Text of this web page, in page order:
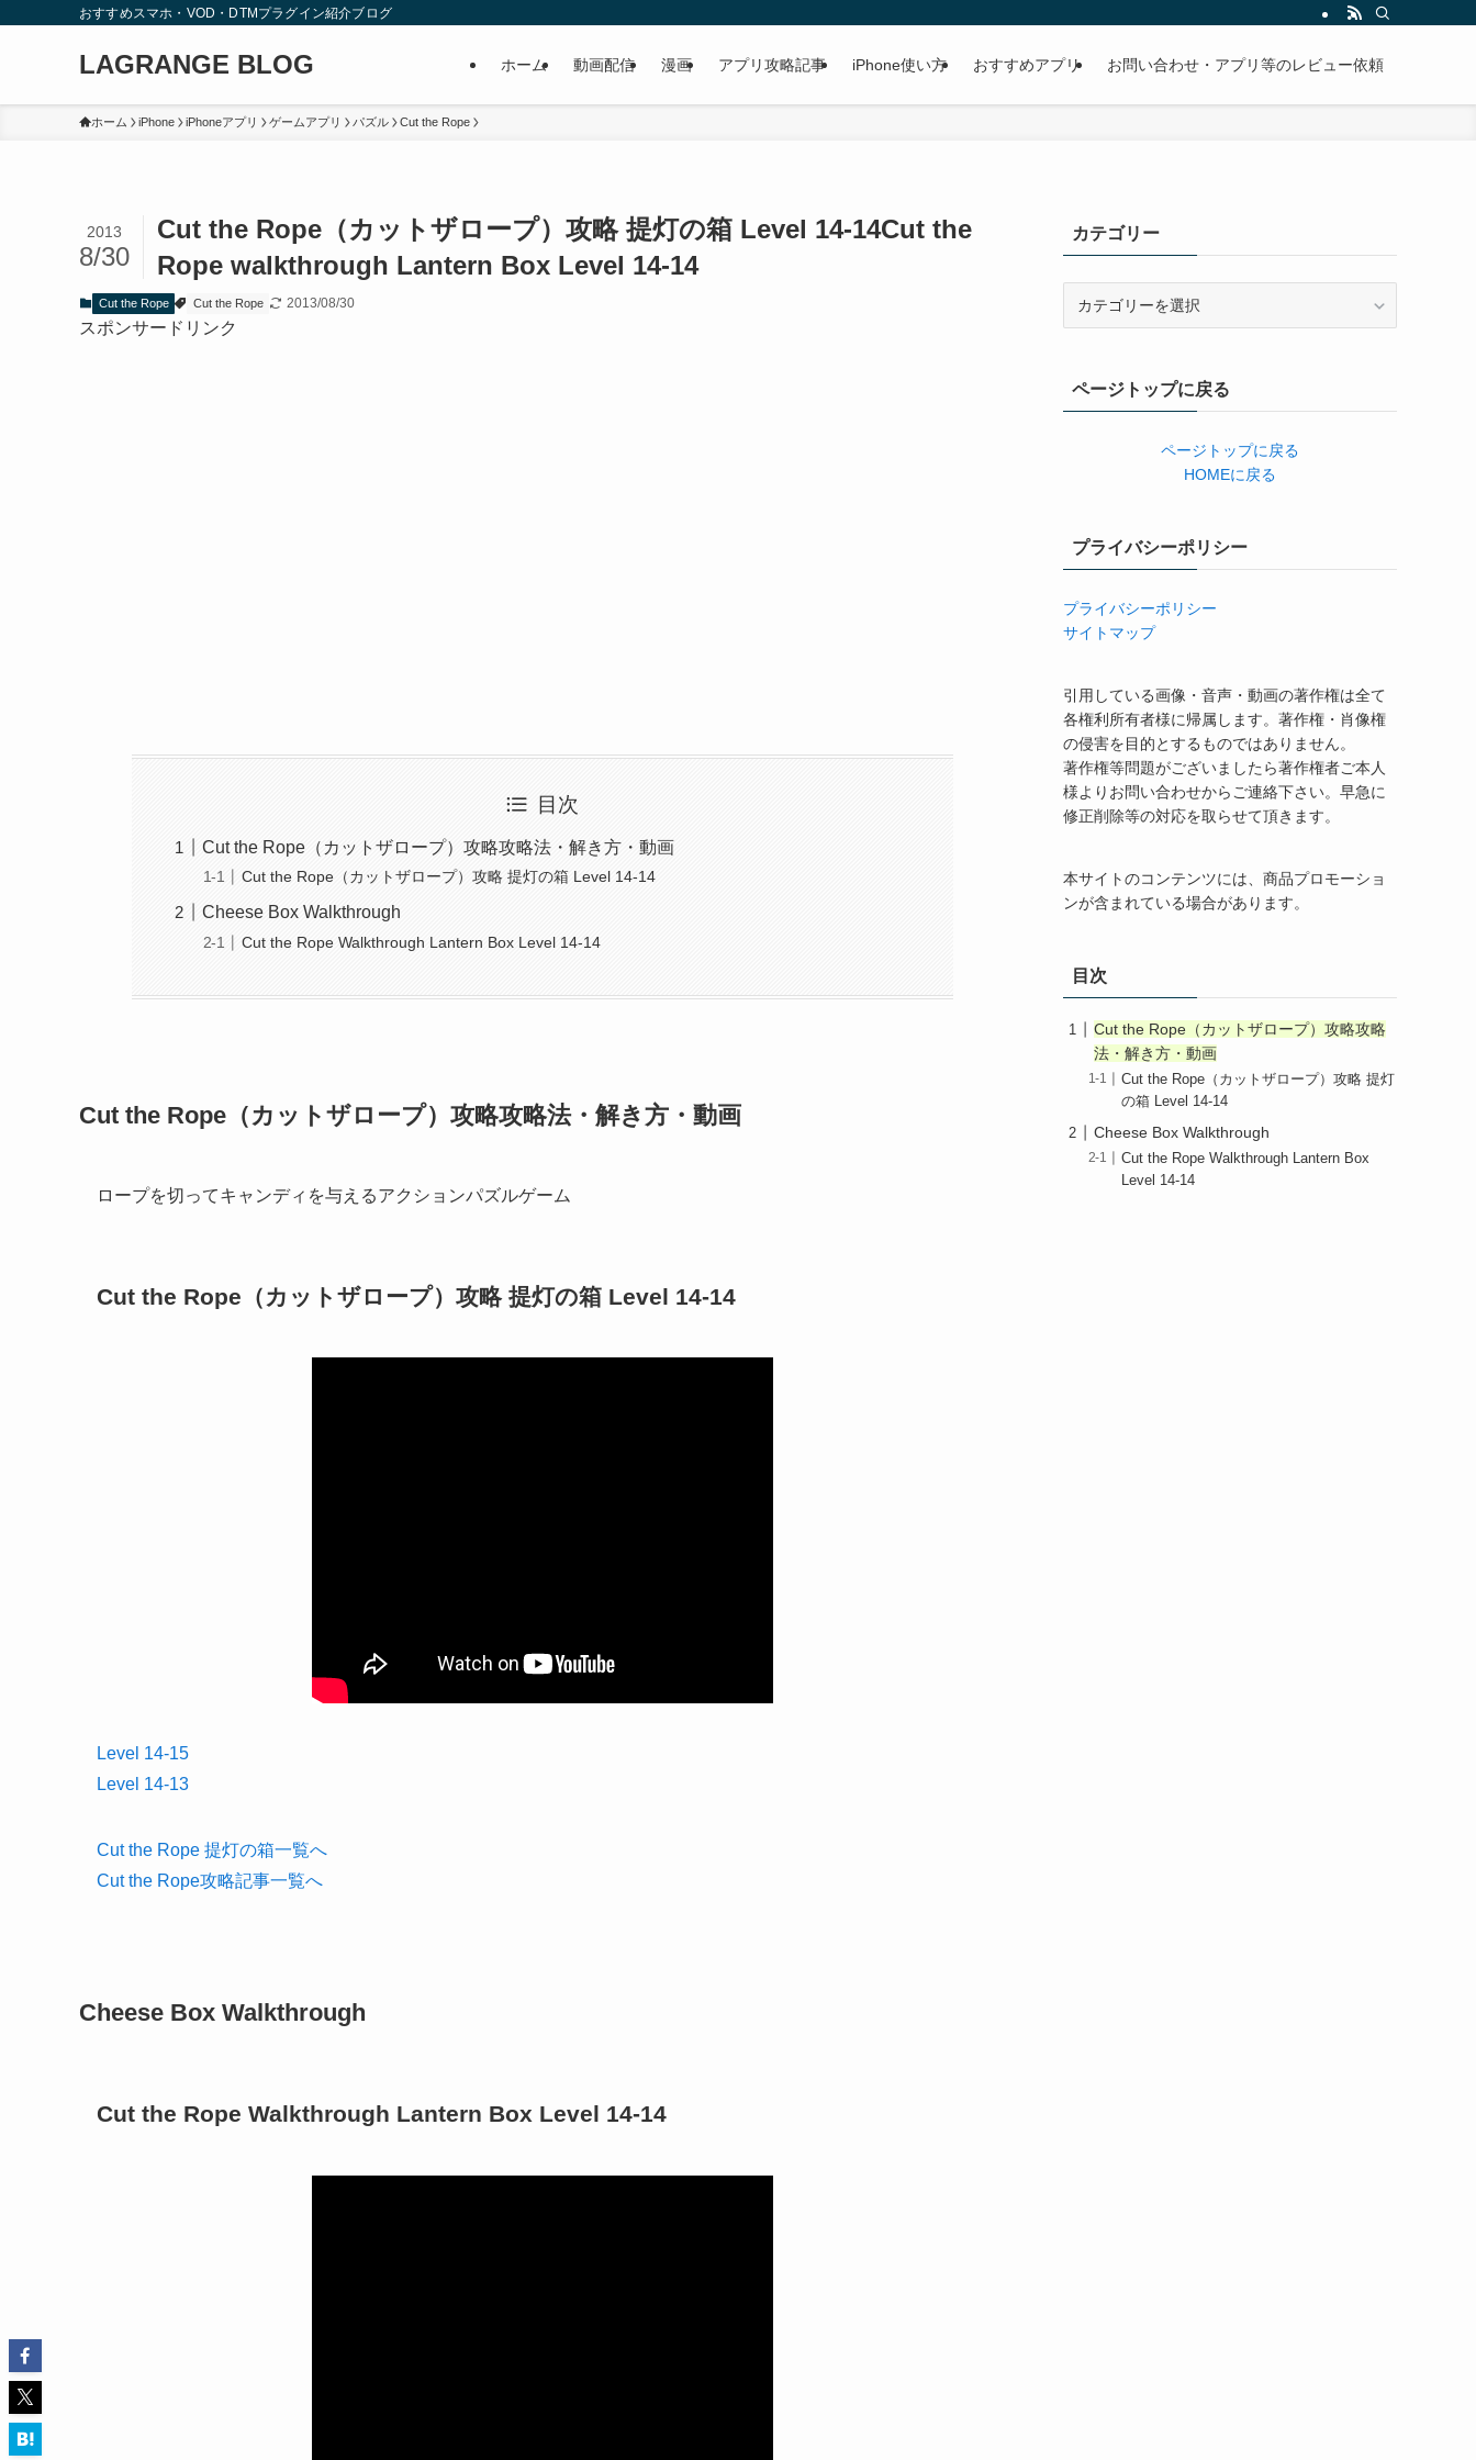
おすすめスマホ・VOD・DTMプラグイン紹介ブログ
LAGRANGE BLOG ホーム 動画配信 漫画 アプリ攻略記事 iPhone使い方 おすすめアプリ お問い合わせ・アプリ等のレビュー依頼
ホーム iPhone iPhoneアプリ ゲームアプリ パズル Cut the Rope
Cut the Rope（カットザロープ）攻略 提灯の箱 Level 14-14Cut the
Rope walkthrough Lantern Box Level 14-14
2013
8/30
Cut the Rope Cut the Rope 2013/08/30
スポンサードリンク
目次
Cut the Rope（カットザロープ）攻略攻略法・解き方・動画
Cut the Rope（カットザロープ）攻略 提灯の箱 Level 14-14
Cheese Box Walkthrough
Cut the Rope Walkthrough Lantern Box Level 14-14
Cut the Rope（カットザロープ）攻略攻略法・解き方・動画
ロープを切ってキャンディを与えるアクションパズルゲーム
Cut the Rope（カットザロープ）攻略 提灯の箱 Level 14-14
Level 14-15
Level 14-13
Cut the Rope 提灯の箱一覧へ
Cut the Rope攻略記事一覧へ
Cheese Box Walkthrough
Cut the Rope Walkthrough Lantern Box Level 14-14
カテゴリー
ーページトップに戻る
ページトップに戻る
HOMEに戻る
プライバシーポリシー
プライバシーポリシー
サイトマップ
引用している画像・音声・動画の著作権は全て
各権利所有者様に帰属します。著作権・肖像権
の侵害を目的とするものではありません。
著作権等問題がございましたら著作権者ご本人
様よりお問い合わせからご連絡下さい。早急に
修正削除等の対応を取らせて頂きます。
本サイトのコンテンツには、商品プロモーショ
ンが含まれている場合があります。
目次
Cut the Rope（カットザロープ）攻略攻略
法・解き方・動画
Cut the Rope（カットザロープ）攻略 提灯
の箱 Level 14-14
Cheese Box Walkthrough
Cut the Rope Walkthrough Lantern Box
Level 14-14